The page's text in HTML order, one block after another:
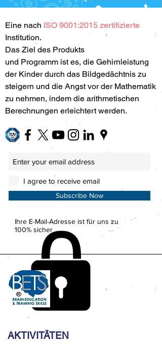
Eine nach ISO 9001:2015 zertifizierte
Institution.
Das Ziel des Produkts
und Programm ist es, die Gehirnleistung
der Kinder durch das Bildgedächtnis zu
steigern und die Angst vor der Mathematik
zu nehmen, indem die arithmetischen
Berechnungen erleichtert werden.
I agree to receive email
Subscribe Now
Ihre E-Mail-Adresse ist für uns zu
100% sicher
AKTIVITÄTEN